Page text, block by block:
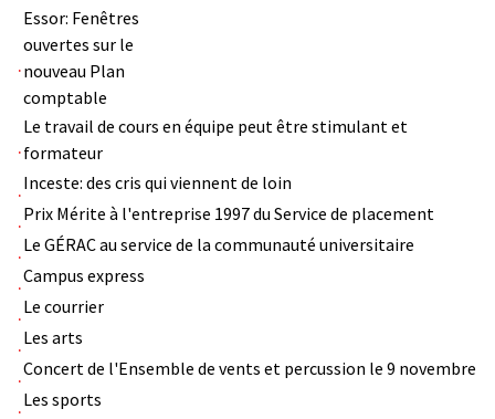
Essor: Fenêtres
ouvertes sur le
nouveau Plan
comptable
Le travail de cours en équipe peut être stimulant et
formateur
Inceste: des cris qui viennent de loin
Prix Mérite à l'entreprise 1997 du Service de placement
Le GÉRAC au service de la communauté universitaire
Campus express
Le courrier
Les arts
Concert de l'Ensemble de vents et percussion le 9 novembre
Les sports